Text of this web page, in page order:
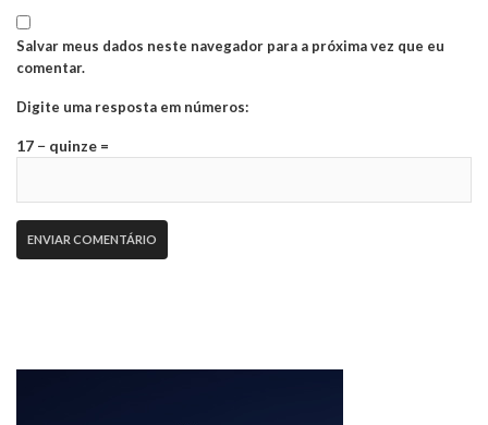
Salvar meus dados neste navegador para a próxima vez que eu
comentar.
Digite uma resposta em números:
17 − quinze =